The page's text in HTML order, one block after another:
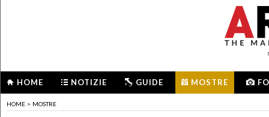
HOME NOTIZIE GUIDE MOSTRE
HOME > MOSTRE